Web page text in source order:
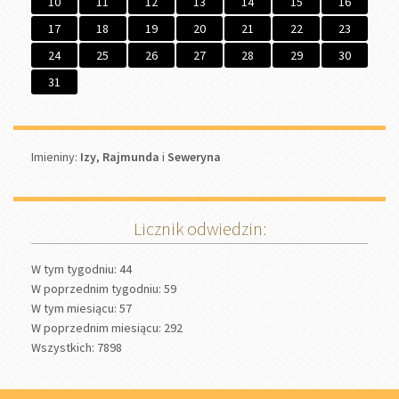
17
18 19 20 21 22
23
24
25 26 27 28 29
30
31
Imieniny
Imieniny: Izy, Rajmunda i Seweryna
Licznik odwiedzin:
W tym tygodniu: 44
W poprzednim tygodniu: 59
W tym miesiącu: 57
W poprzednim miesiącu: 292
Wszystkich: 7898